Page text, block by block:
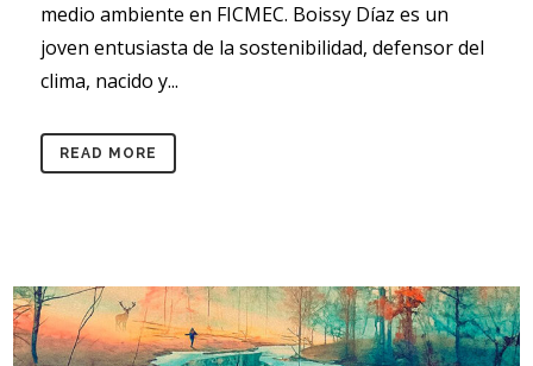
medio ambiente en FICMEC. Boissy Díaz es un
joven entusiasta de la sostenibilidad, defensor del
clima, nacido y...
READ MORE